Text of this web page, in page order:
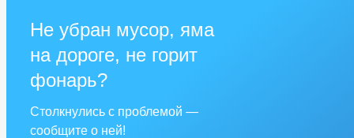
Не убран мусор, яма
на дороге, не горит
фонарь?
Столкнулись с проблемой —
сообщите о ней!